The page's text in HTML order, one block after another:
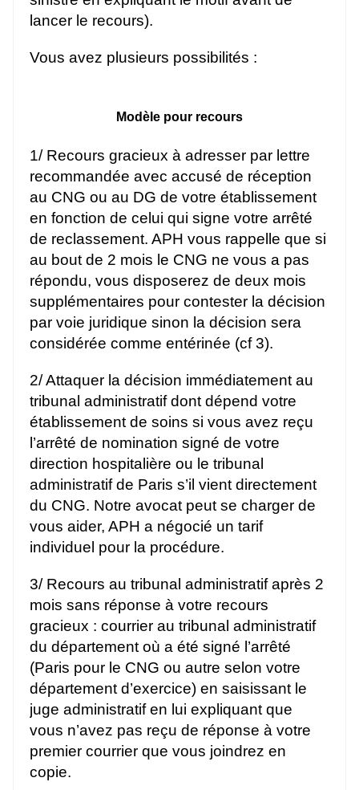
lancer le recours).
Vous avez plusieurs possibilités :
Modèle pour recours
1/ Recours gracieux à adresser par lettre
recommandée avec accusé de réception
au CNG ou au DG de votre établissement
en fonction de celui qui signe votre arrêté
de reclassement. APH vous rappelle que si
au bout de 2 mois le CNG ne vous a pas
répondu, vous disposerez de deux mois
supplémentaires pour contester la décision
par voie juridique sinon la décision sera
considérée comme entérinée (cf 3).
2/ Attaquer la décision immédiatement au
tribunal administratif dont dépend votre
établissement de soins si vous avez reçu
l’arrêté de nomination signé de votre
direction hospitalière ou le tribunal
administratif de Paris s’il vient directement
du CNG. Notre avocat peut se charger de
vous aider, APH a négocié un tarif
individuel pour la procédure.
3/ Recours au tribunal administratif après 2
mois sans réponse à votre recours
gracieux : courrier au tribunal administratif
du département où a été signé l’arrêté
(Paris pour le CNG ou autre selon votre
département d’exercice) en saisissant le
juge administratif en lui expliquant que
vous n’avez pas reçu de réponse à votre
premier courrier que vous joindrez en
copie.